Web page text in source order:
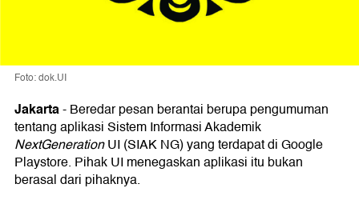
Foto: dok.UI
Jakarta-Beredar pesan berantai berupa pengumuman
tentang aplikasi Sistem Informasi Akademik
NextGenerationUI (SIAK NG) yang terdapat di Google
Playstore. Pihak UI menegaskan aplikasi itu bukan
berasal dari pihaknya.